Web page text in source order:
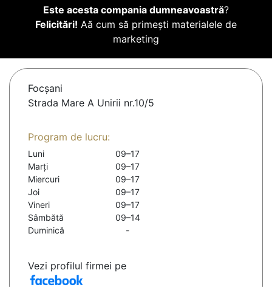
Este acesta compania dumneavoastră?
Felicitări! Aă cum să primești materialele de
marketing
Focşani
Strada Mare A Unirii nr.10/5
Program de lucru:
Luni
09–17
Marți
09–17
Miercuri
09–17
Joi
09–17
Vineri
09–17
Sâmbătă
09–14
Duminică
-
Vezi profilul firmei pe